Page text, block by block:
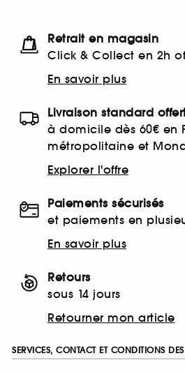
Retrait en magasin
Click & Collect en 2h
En savoir plus
Livraison standard
à domicile dès 60€ en
métropolitaine et
Explorer l'offre
Paiements sécurisés
et paiements en
En savoir plus
Retours
sous 14 jours
Retourner mon article
SERVICES, CONTACT ET CONDITIONS DES